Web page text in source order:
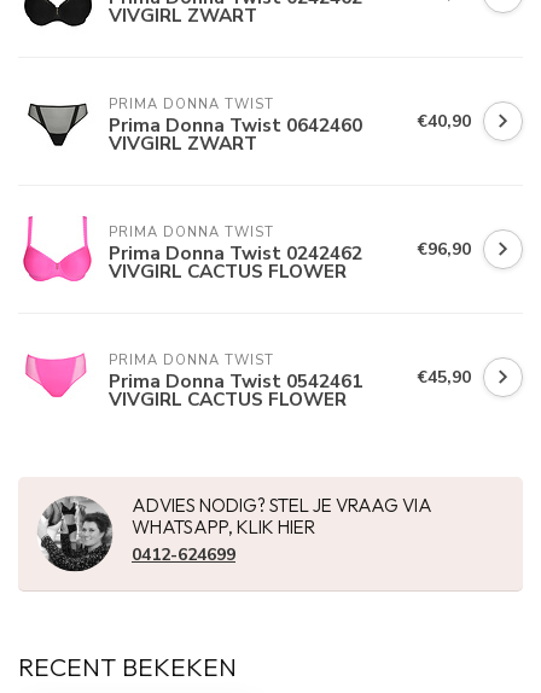
VIVGIRL ZWART
PRIMA DONNA TWIST
Prima Donna Twist 0642460
VIVGIRL ZWART
€40,90
PRIMA DONNA TWIST
Prima Donna Twist 0242462
VIVGIRL CACTUS FLOWER
€96,90
PRIMA DONNA TWIST
Prima Donna Twist 0542461
VIVGIRL CACTUS FLOWER
€45,90
ADVIES NODIG? STEL JE VRAAG VIA
WHATSAPP, KLIK HIER
0412-624699
RECENT BEKEKEN